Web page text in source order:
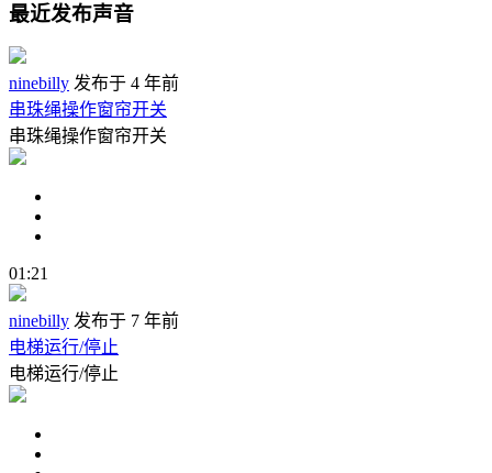
最近发布声音
ninebilly 发布于 4 年前
串珠绳操作窗帘开关
串珠绳操作窗帘开关
01:21
ninebilly 发布于 7 年前
电梯运行/停止
电梯运行/停止